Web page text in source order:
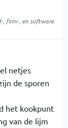
, firm-, en software
netjes
de sporen
het kookpunt
van de lijm